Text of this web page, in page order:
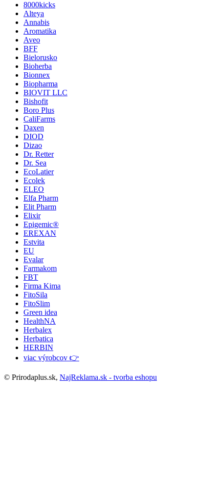
8000kicks
Alteya
Annabis
Aromatika
Aveo
BFF
Bielorusko
Bioherba
Bionnex
Biopharma
BIOVIT LLC
Bishofit
Boro Plus
CaliFarms
Daxen
DIOD
Dizao
Dr. Retter
Dr. Sea
EcoLatier
Ecolek
ELEO
Elfa Pharm
Elit Pharm
Elixir
Epigemic®
EREXAN
Estvita
EU
Evalar
Farmakom
FBT
Firma Kima
FitoSila
FitoSlim
Green idea
HealthNA
Herbalex
Herbatica
HERBIN
viac výrobcov 👉
© Prirodaplus.sk, NajReklama.sk - tvorba eshopu